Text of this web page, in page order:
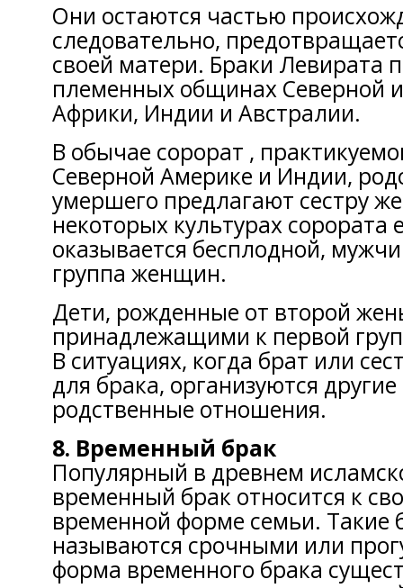
Они остаются частью
следовательно,
своей матери. Браки Левирата
племенных общинах Северной
Африки, Индии и Австралии.
В обычае сорорат ,
Северной Америке и Индии,
умершего предлагают сестру
некоторых культурах сорората
оказывается бесплодной,
группа женщин.
Дети, рожденные от второй
принадлежащими к первой
В ситуациях, когда брат или
для брака, организуются
родственные отношения.
8. Временный брак
Популярный в древнем
временный брак относится к
временной форме семьи. Такие
называются срочными или
форма временного брака